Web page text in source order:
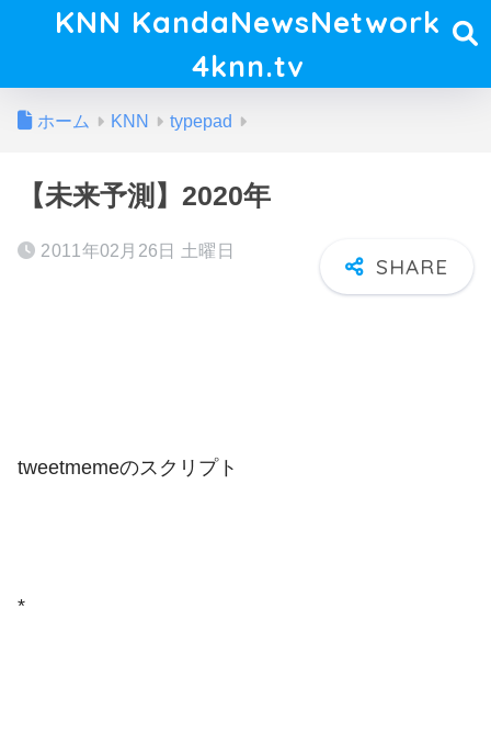
KNN KandaNewsNetwork
4knn.tv
ホーム KNN typepad
【未来予測】2020年
2011年02月26日 土曜日
tweetmemeのスクリプト
*